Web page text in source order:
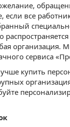
если все
сервиса
купить